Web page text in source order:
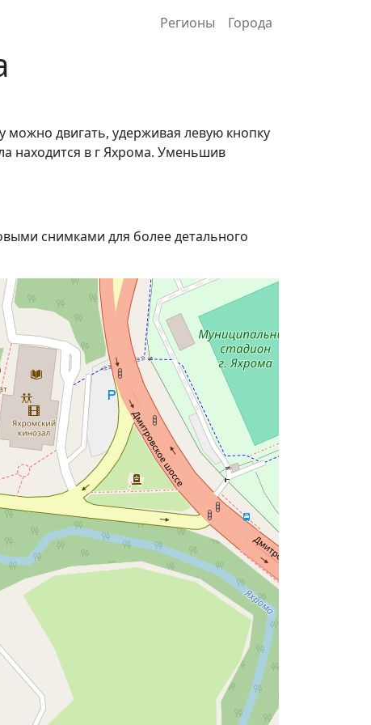
Регионы Города
можно двигать, удерживая левую кнопку
находится в г Яхрома. Уменьшив
снимками для более детального